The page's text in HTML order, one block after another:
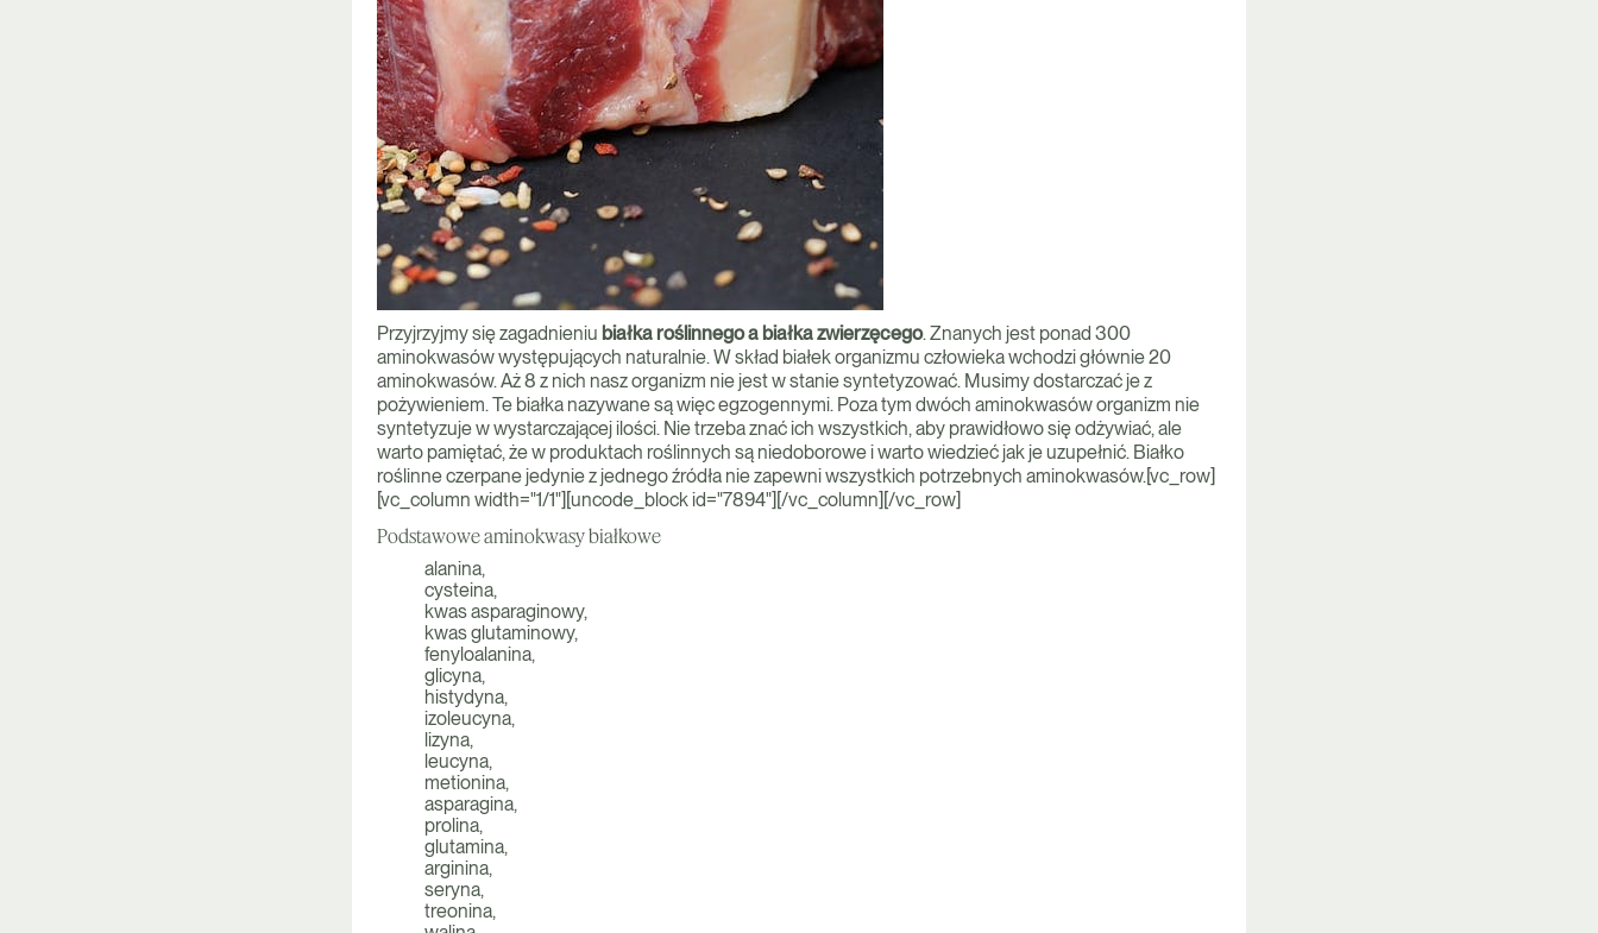
Przyjrzyjmy się zagadnieniu białka roślinnego a białka zwierzęcego. Znanych jest ponad 300
aminokwasów występujących naturalnie. W skład białek organizmu człowieka wchodzi głównie 20
aminokwasów. Aż 8 z nich nasz organizm nie jest w stanie syntetyzować. Musimy dostarczać je z
pożywieniem. Te białka nazywane są więc egzogennymi. Poza tym dwóch aminokwasów organizm nie
syntetyzuje w wystarczającej ilości. Nie trzeba znać ich wszystkich, aby prawidłowo się odżywiać, ale
warto pamiętać, że w produktach roślinnych są niedoborowe i warto wiedzieć jak je uzupełnić. Białko
roślinne czerpane jedynie z jednego źródła nie zapewni wszystkich potrzebnych aminokwasów.[vc_row]
[vc_column width="1/1"][uncode_block id="7894"][/vc_column][/vc_row]
Podstawowe aminokwasy białkowe
alanina,
cysteina,
kwas asparaginowy,
kwas glutaminowy,
fenyloalanina,
glicyna,
histydyna,
izoleucyna,
lizyna,
leucyna,
metionina,
asparagina,
prolina,
glutamina,
arginina,
seryna,
treonina,